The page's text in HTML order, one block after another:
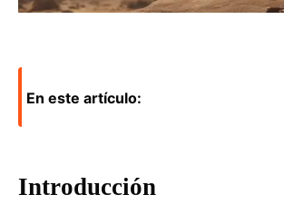
En este artículo:
Introducción